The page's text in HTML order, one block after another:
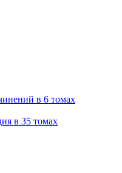
в 6 томах